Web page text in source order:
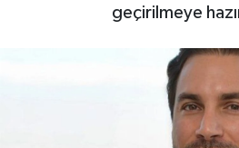
geçirilmeye
Son Dakika Haberleri